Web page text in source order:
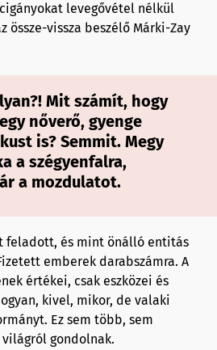
levegővétel nélkül
össze-vissza beszélő Márki-Zay
Mit számít, hogy
nőverő, gyenge
is? Semmit. Megy
a szégyenfalra,
a mozdulatot.
feladott, és mint önálló entitás
emberek darabszámra. A
értékei, csak eszközei és
kivel, mikor, de valaki
Ez sem több, sem
gondolnak.